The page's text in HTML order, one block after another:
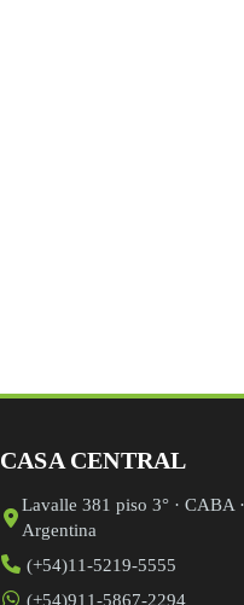
CASA CENTRAL
Lavalle 381 piso 3° · CABA
Argentina
(+54)11-5219-5555
(+54)911-5867-2294